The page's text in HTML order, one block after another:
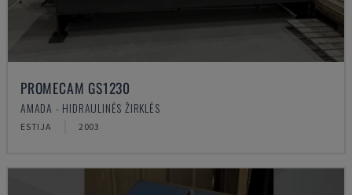
PROMECAM GS1230
AMADA - HIDRAULINĖS ŽIRKLĖS
ESTIJA 2003